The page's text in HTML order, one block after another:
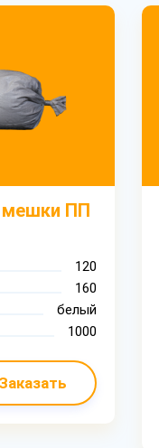
мешки ПП
120
160
белый
1000
Заказать